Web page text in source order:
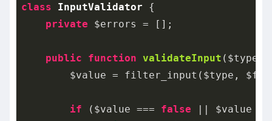
class InputValidator
{
private $errors = [];
public function validateInput
$value = filter_input($type,
if ($value === false || $value